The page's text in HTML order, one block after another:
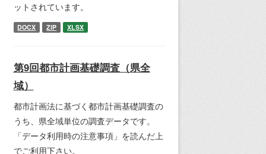
ットされています。
DOCX ZIP XLSX
第9回都市計画基礎調査（県全
域）
都市計画法に基づく都市計画基礎調査の
うち、県全域単位の調査データです。
「データ利用時の注意事項」を読んだ上
でご利用下さい。